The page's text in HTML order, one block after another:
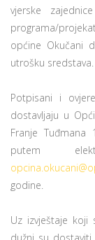
vjerske
programa/
općine Okučani
utrošku sredstava.
Potpisani i
dostavljaju u
Franje
putem
godine.
Uz izvještaje koji